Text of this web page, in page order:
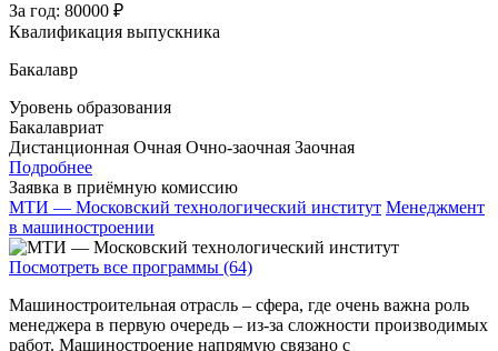
За год: 80000 ₽
Квалификация выпускника
Бакалавр
Уровень образования
Бакалавриат
Дистанционная Очная Очно-заочная Заочная
Подробнее
Заявка в приёмную комиссию
МТИ — Московский технологический институт Менеджмент
в машиностроении
Посмотреть все программы (64)
Машиностроительная отрасль – сфера, где очень важна роль
менеджера в первую очередь – из-за сложности производимых
работ. Машиностроение напрямую связано с